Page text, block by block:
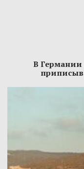
В Германии